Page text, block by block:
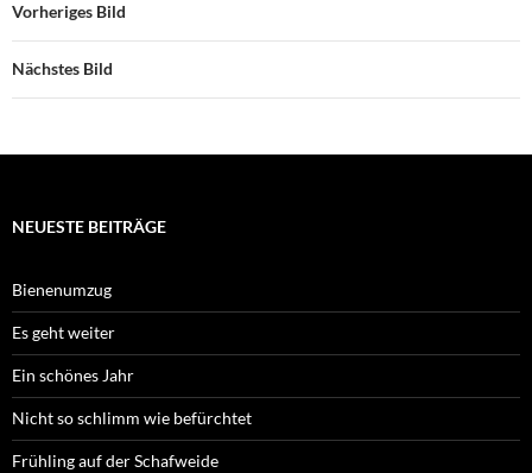
Vorheriges Bild
Nächstes Bild
NEUESTE BEITRÄGE
Bienenumzug
Es geht weiter
Ein schönes Jahr
Nicht so schlimm wie befürchtet
Frühling auf der Schafweide